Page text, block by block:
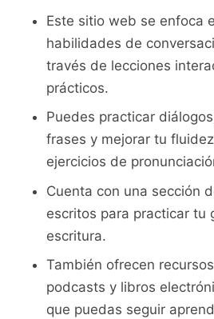
Este sitio web se enfoca⁢
⁤habilidades de
⁤través ⁢de ‌lecciones
prácticos.
Puedes practicar
frases y ​mejorar tu
⁢ejercicios de
Cuenta ⁢con una sección
escritos⁤ para ⁣practicar ⁢tu
escritura.
También ofrecen
podcasts y libros
que‌ puedas seguir‍